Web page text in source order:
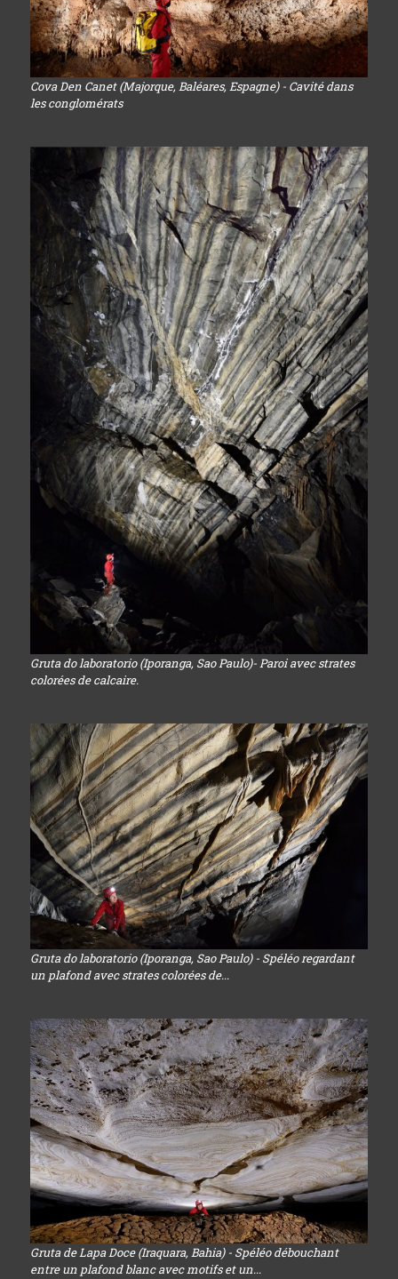
Cova Den Canet (Majorque, Baléares, Espagne) - Cavité dans
les conglomérats
Gruta do laboratorio (Iporanga, Sao Paulo)- Paroi avec strates
colorées de calcaire.
Gruta do laboratorio (Iporanga, Sao Paulo) - Spéléo regardant
un plafond avec strates colorées de...
Gruta de Lapa Doce (Iraquara, Bahia) - Spéléo débouchant
entre un plafond blanc avec motifs et un...